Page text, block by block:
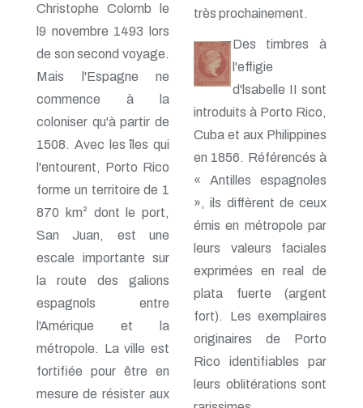
Christophe Colomb le
l9 novembre 1493 lors
de son second voyage.
Mais l'Espagne ne
commence à la
coloniser qu'à partir de
1508. Avec les îles qui
l'entourent, Porto Rico
forme un territoire de 1
870 km² dont le port,
San Juan, est une
escale importante sur
la route des galions
espagnols entre
l'Amérique et la
métropole. La ville est
fortifiée pour être en
mesure de résister aux
très prochainement.
Des timbres à
l'effigie
d'lsabelle II sont
introduits à Porto Rico,
Cuba et aux Philippines
en 1856. Référencés à
« Antilles espagnoles
», ils diffèrent de ceux
émis en métropole par
leurs valeurs faciales
exprimées en real de
plata fuerte (argent
fort). Les exemplaires
originaires de Porto
Rico identifiables par
leurs oblitérations sont